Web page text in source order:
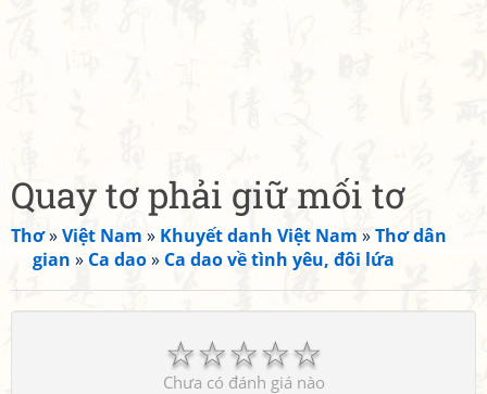
Quay tơ phải giữ mối tơ
Thơ»Việt Nam » Khuyết danh Việt Nam »Thơ dân
gian » Ca dao» Ca dao về tình yêu, đôi lứa
☆
☆
☆
☆
☆
Chưa có đánh giá nào